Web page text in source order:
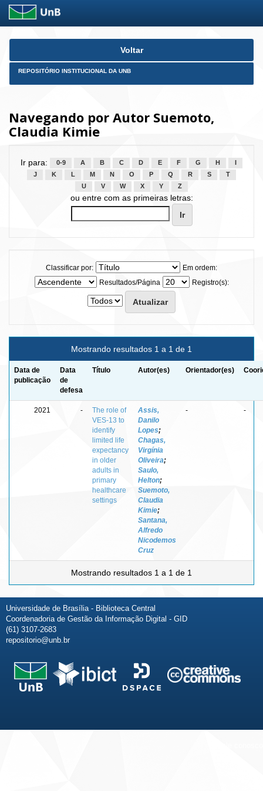
Skip
Voltar
REPOSITÓRIO INSTITUCIONAL DA UNB
Navegando por Autor Suemoto,
Claudia Kimie
Ir para: 0-9 A B C D E F G H
J
K L M N O P Q R S
T
U
V W X Y Z
ou entre com as primeiras letras:
Classificar por:
Em ordem:
Resultados/Página
Registro(s):
Mostrando resultados 1 a 1 de 1
Data de
publicação
Data
de
defesa
Título Autor(es) Orientador(es)
2021 -
The role of
VES-13 to
identify
limited life
expectancy
in older
adults in
primary
healthcare
settings
Assis,
Danilo
Lopes;
Chagas,
Virgínia
Oliveira;
Saulo,
Helton;
Suemoto,
Claudia
Kimie;
Santana,
Alfredo
Nicodemos
Cruz
- -
Mostrando resultados 1 a 1 de 1
Universidade de Brasília - Biblioteca Central
Coordenadoria de Gestão da Informação Digital - GID
(61) 3107-2683
repositorio@unb.br